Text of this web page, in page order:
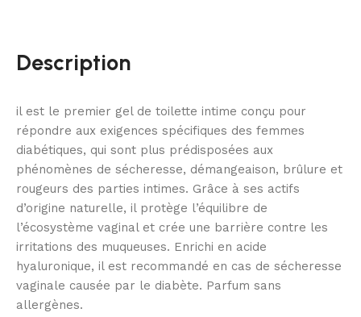
Description
il est le premier gel de toilette intime conçu pour
répondre aux exigences spécifiques des femmes
diabétiques, qui sont plus prédisposées aux
phénomènes de sécheresse, démangeaison, brûlure et
rougeurs des parties intimes. Grâce à ses actifs
d’origine naturelle, il protège l’équilibre de
l’écosystème vaginal et crée une barrière contre les
irritations des muqueuses. Enrichi en acide
hyaluronique, il est recommandé en cas de sécheresse
vaginale causée par le diabète. Parfum sans
allergènes.